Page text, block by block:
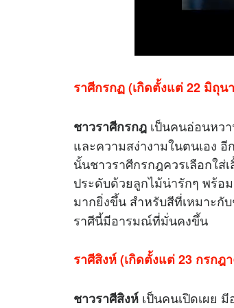
ราศีกรกฏ (เกิดตั้งแต่ 22 มิถุ
ชาวราศีกรกฎ เป็นคนอ่อนหว
และความสง่างามในตนเอง
นั้นชาวราศีกรกฎควรเลือกใส่
ประดับด้วยลูกไม้น่ารักๆ พร้อ
มากยิ่งขึ้น สำหรับสีที่เหมาะกั
ราศีนี้มีอารมณ์ที่มั่นคงขึ้น
ราศีสิงห์ (เกิดตั้งแต่ 23 กรกฎ
ชาวราศีสิงห์ เป็นคนเปิดเผย